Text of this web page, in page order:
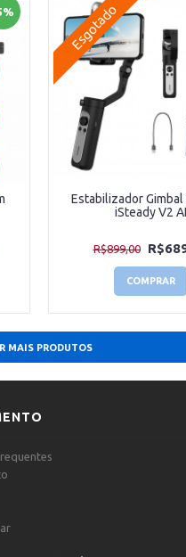
Esgotado
Estabilizador Gimbal
iSteady V2 AI
R$899,00
COMPRAR
MAIS PRODUTOS